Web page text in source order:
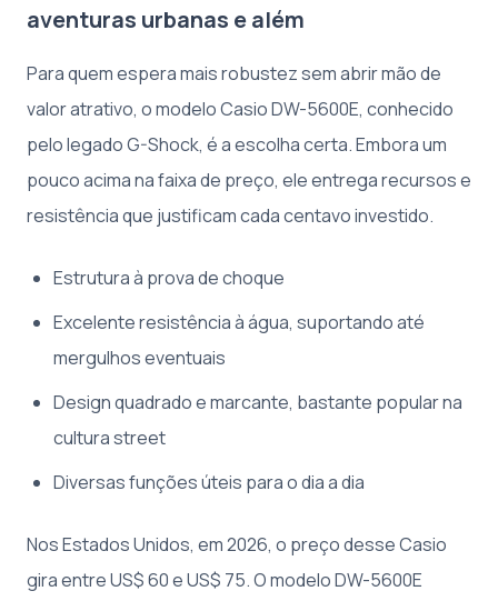
aventuras urbanas e além
Para quem espera mais robustez sem abrir mão de
valor atrativo, o modelo Casio DW-5600E, conhecido
pelo legado G-Shock, é a escolha certa. Embora um
pouco acima na faixa de preço, ele entrega recursos e
resistência que justificam cada centavo investido.
Estrutura à prova de choque
Excelente resistência à água, suportando até
mergulhos eventuais
Design quadrado e marcante, bastante popular na
cultura street
Diversas funções úteis para o dia a dia
Nos Estados Unidos, em 2026, o preço desse Casio
gira entre US$ 60 e US$ 75. O modelo DW-5600E